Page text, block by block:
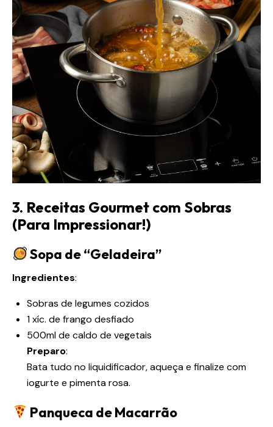
3. Receitas Gourmet com Sobras
(Para Impressionar!)
Sopa de “Geladeira”
Ingredientes:
Sobras de legumes cozidos
1 xíc. de frango desfiado
500ml de caldo de vegetais
Preparo:
Bata tudo no liquidificador, aqueça e finalize com
iogurte e pimenta rosa.
Panqueca de Macarrão